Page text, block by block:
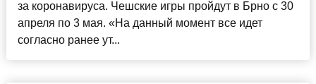
за коронавируса. Чешские игры пройдут в Брно с 30
апреля по 3 мая. «На данный момент все идет
согласно ранее ут...